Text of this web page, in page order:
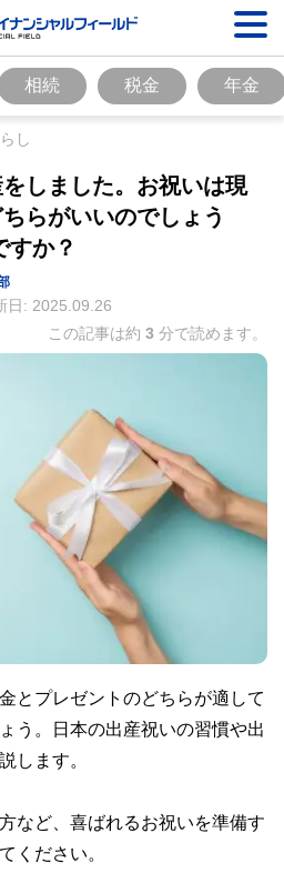
相続 税金 年金
し
しました。お祝いは現
らがいいのでしょう
すか？
日: 2025.09.26
この記事は約 3 分で読めます。
とプレゼントのどちらが適して
う。日本の出産祝いの習慣や出
します。
など、喜ばれるお祝いを準備す
ください。